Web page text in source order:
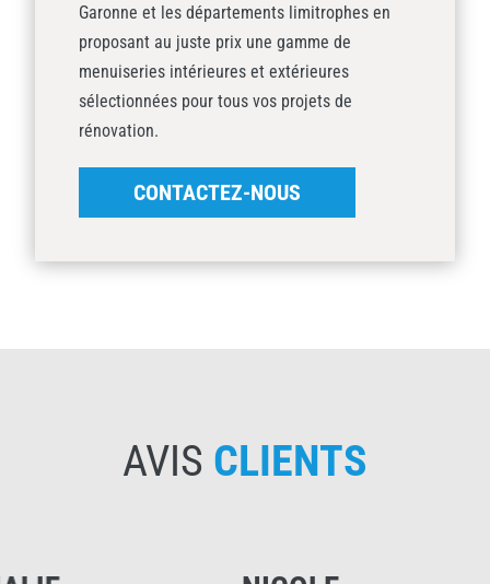
Garonne et les départements limitrophes en
proposant au juste prix une gamme de
menuiseries intérieures et extérieures
sélectionnées pour tous vos projets de
rénovation.
CONTACTEZ-NOUS
AVIS CLIENTS